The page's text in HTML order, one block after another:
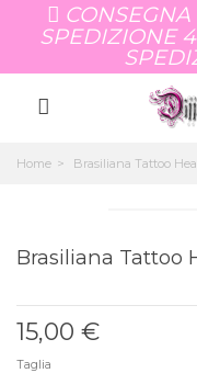
SPEDIZIONE
Home > Brasiliana Tattoo
Brasiliana Tattoo
15,00 €
Taglia